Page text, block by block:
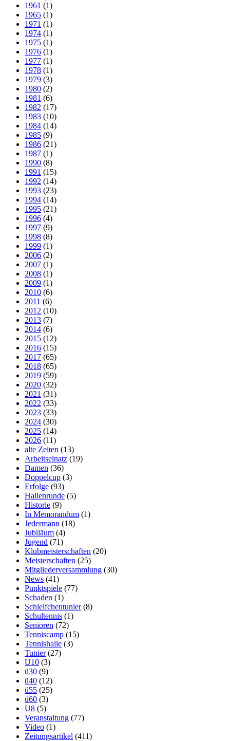
1961 (1)
1965 (1)
1971 (1)
1974 (1)
1975 (1)
1976 (1)
1977 (1)
1978 (1)
1979 (3)
1980 (2)
1981 (6)
1982 (17)
1983 (10)
1984 (14)
1985 (9)
1986 (21)
1987 (1)
1990 (8)
1991 (15)
1992 (14)
1993 (23)
1994 (14)
1995 (21)
1996 (4)
1997 (9)
1998 (8)
1999 (1)
2006 (2)
2007 (1)
2008 (1)
2009 (1)
2010 (6)
2011 (6)
2012 (10)
2013 (7)
2014 (6)
2015 (12)
2016 (15)
2017 (65)
2018 (65)
2019 (59)
2020 (32)
2021 (31)
2022 (33)
2023 (33)
2024 (30)
2025 (14)
2026 (11)
alte Zeiten (13)
Arbeitseinatz (19)
Damen (36)
Doppelcup (3)
Erfolge (93)
Hallenrunde (5)
Historie (9)
In Memorandum (1)
Jedermann (18)
Jubiläum (4)
Jugend (71)
Klubmeisterschaften (20)
Meisterschaften (25)
Mitgliederversammlung (30)
News (41)
Punktspiele (77)
Schaden (1)
Schleifchentunier(8)
Schultennis (1)
Senioren (72)
Tenniscamp (15)
Tennishalle (3)
Tunier(27)
U10 (3)
ü30 (9)
ü40 (12)
ü55 (25)
ü60 (3)
U8 (5)
Veranstaltung (77)
Video (1)
Zeitungsartikel (411)